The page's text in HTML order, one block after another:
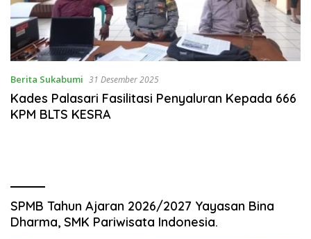
Berita Sukabumi 31 Desember 2025
Kades Palasari Fasilitasi Penyaluran Kepada 666
KPM BLTS KESRA
SPMB Tahun Ajaran 2026/2027 Yayasan Bina
Dharma, SMK Pariwisata Indonesia.